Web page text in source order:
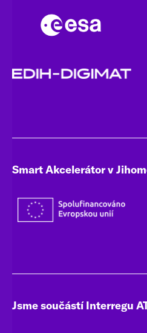
Smart Akcelerátor v
Jsme součástí Interregu